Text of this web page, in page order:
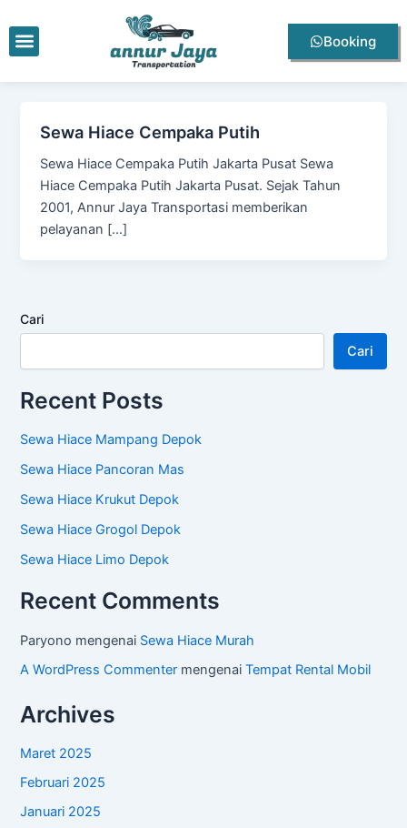
ke
konten
Menu Booking
Sewa Hiace Cempaka Putih
Sewa Hiace Cempaka Putih Jakarta Pusat Sewa
Hiace Cempaka Putih Jakarta Pusat. Sejak Tahun
2001, Annur Jaya Transportasi memberikan
pelayanan […]
Cari
Cari
Recent Posts
Sewa Hiace Mampang Depok
Sewa Hiace Pancoran Mas
Sewa Hiace Krukut Depok
Sewa Hiace Grogol Depok
Sewa Hiace Limo Depok
Recent Comments
Paryono mengenai Sewa Hiace Murah
A WordPress Commenter mengenaiTempat Rental Mobil
Archives
Maret 2025
Februari 2025
Januari 2025